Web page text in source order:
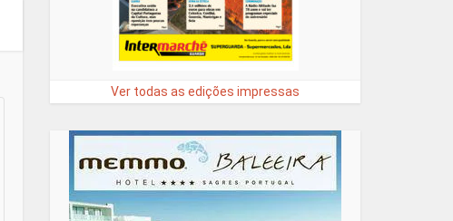
Ver todas as edições impressas